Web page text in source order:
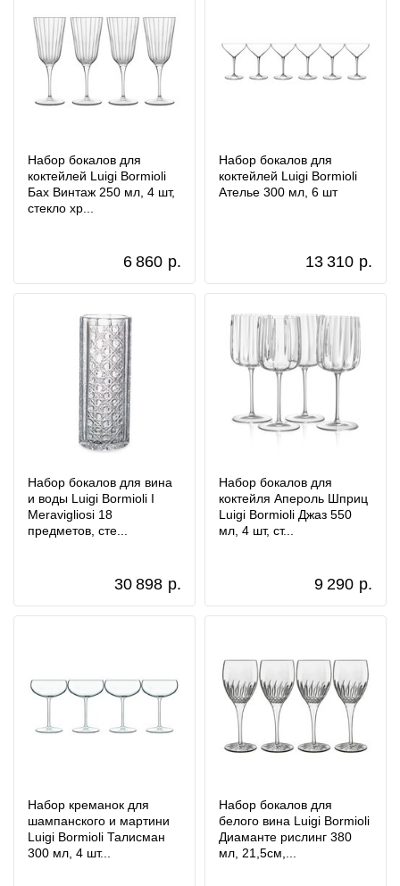
Набор бокалов для
коктейлей Luigi Bormioli
Бах Винтаж 250 мл, 4 шт,
стекло хр...
6 860 р.
Набор бокалов для
коктейлей Luigi Bormioli
Ателье 300 мл, 6 шт
13 310 р.
Набор бокалов для вина
и воды Luigi Bormioli I
Meravigliosi 18
предметов, сте...
30 898 р.
Набор бокалов для
коктейля Апероль Шприц
Luigi Bormioli Джаз 550
мл, 4 шт, ст...
9 290 р.
Набор креманок для
шампанского и мартини
Luigi Bormioli Талисман
300 мл, 4 шт...
Набор бокалов для
белого вина Luigi Bormioli
Диаманте рислинг 380
мл, 21,5см,...